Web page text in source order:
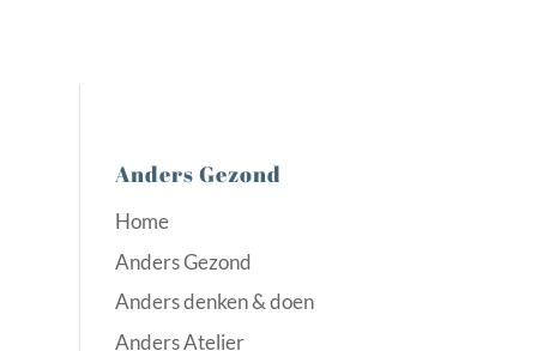
Anders Gezond
Home
Anders Gezond
Anders denken & doen
Anders Atelier